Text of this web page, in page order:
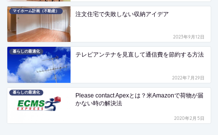
マイホーム計画（不動産） 注文住宅で失敗しない収納アイデア
2023年9月12日
暮らしの最適化 テレビアンテナを見直して通信費を節約する方法
2022年7月29日
暮らしの最適化
Please contact Apexとは？米Amazonで荷物が届
かない時の解決法
2020年2月5日